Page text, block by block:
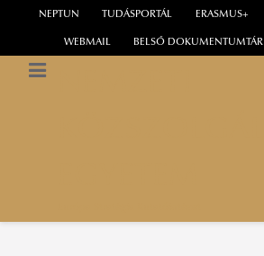
WEBMAIL
NEPTUN TUDÁSPORTÁL ERASMUS+
BELSŐ DOKUMENTUMTÁR